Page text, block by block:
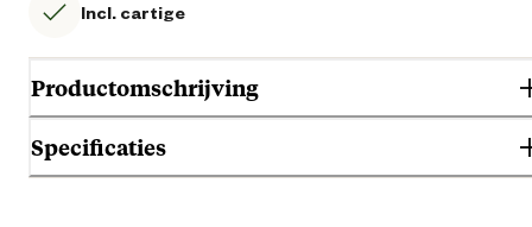
Incl. cartige
Productomschrijving
Specificaties